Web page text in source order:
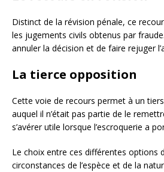
Distinct de la révision pénale, ce
les jugements civils obtenus par
annuler la décision et de faire rejuger
La tierce opposition
Cette voie de recours permet à un
auquel il n’était pas partie de le
s’avérer utile lorsque l’escroquerie a
Le choix entre ces différentes options
circonstances de l’espèce et de la